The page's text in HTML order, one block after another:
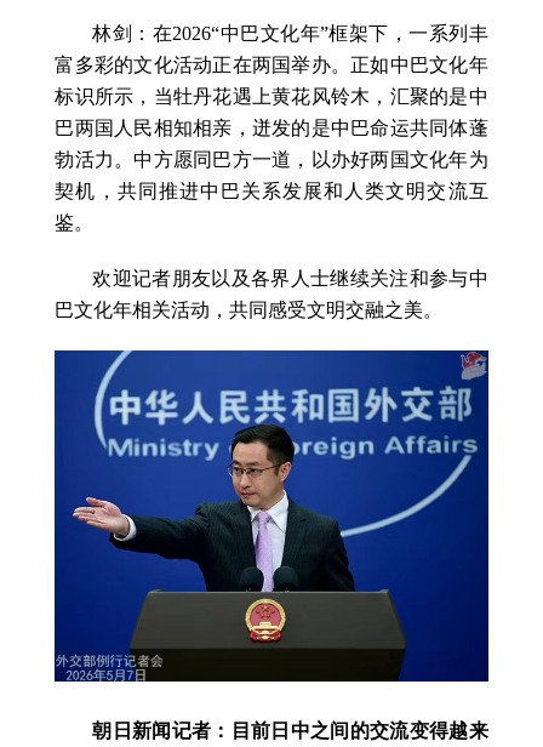
林剑：在2026“中巴文化年”框架下，一系列丰
富多彩的文化活动正在两国举办。正如中巴文化年
标识所示，当牡丹花遇上黄花风铃木，汇聚的是中
巴两国人民相知相亲，迸发的是中巴命运共同体蓬
勃活力。中方愿同巴方一道，以办好两国文化年为
契机，共同推进中巴关系发展和人类文明交流互
鉴。
欢迎记者朋友以及各界人士继续关注和参与中
巴文化年相关活动，共同感受文明交融之美。
朝日新闻记者：目前日中之间的交流变得越来